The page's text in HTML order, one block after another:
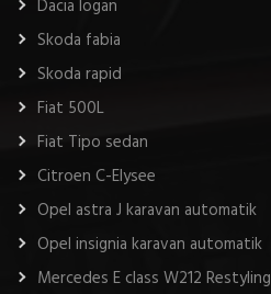
Dacia logan
Skoda fabia
Skoda rapid
Fiat 500L
Fiat Tipo sedan
Citroen C-Elysee
Opel astra J karavan automatik
Opel insignia karavan automatik
Mercedes E class W212 Restyling